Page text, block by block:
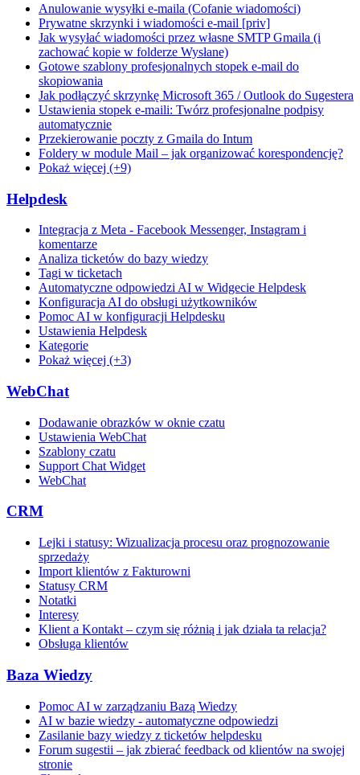
Anulowanie wysyłki e-maila (Cofanie wiadomości)
Prywatne skrzynki i wiadomości e-mail [priv]
Jak wysyłać wiadomości przez własne SMTP Gmaila (i
zachować kopie w folderze Wysłane)
Gotowe szablony profesjonalnych stopek e-mail do
skopiowania
Jak podłączyć skrzynkę Microsoft 365 / Outlook do Sugestera
Ustawienia stopek e-maili: Twórz profesjonalne podpisy
automatycznie
Przekierowanie poczty z Gmaila do Intum
Foldery w module Mail – jak organizować korespondencję?
Pokaż więcej (+9)
Helpdesk
Integracja z Meta - Facebook Messenger, Instagram i
komentarze
Analiza ticketów do bazy wiedzy
Tagi w ticketach
Automatyczne odpowiedzi AI w Widgecie Helpdesk
Konfiguracja AI do obsługi użytkowników
Pomoc AI w konfiguracji Helpdesku
Ustawienia Helpdesk
Kategorie
Pokaż więcej (+3)
WebChat
Dodawanie obrazków w oknie czatu
Ustawienia WebChat
Szablony czatu
Support Chat Widget
WebChat
CRM
Lejki i statusy: Wizualizacja procesu oraz prognozowanie
sprzedaży
Import klientów z Fakturowni
Statusy CRM
Notatki
Interesy
Klient a Kontakt – czym się różnią i jak działa ta relacja?
Obsługa klientów
Baza Wiedzy
Pomoc AI w zarządzaniu Bazą Wiedzy
AI w bazie wiedzy - automatyczne odpowiedzi
Zasilanie bazy wiedzy z ticketów helpdesku
Forum sugestii – jak zbierać feedback od klientów na swojej
stronie